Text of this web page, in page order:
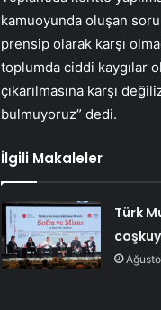
kamuoyunda oluşan
prensip olarak karşı
toplumda ciddi kaygılar
çıkarılmasına karşı
bulmuyoruz” dedi.
İlgili Makaleler
Türk